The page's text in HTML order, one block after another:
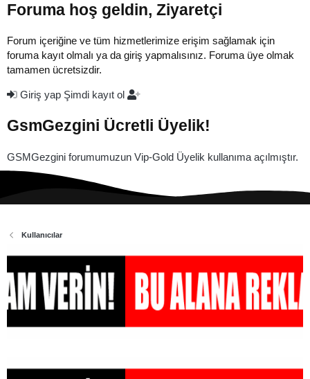
Foruma hoş geldin, Ziyaretçi
Forum içeriğine ve tüm hizmetlerimize erişim sağlamak için
foruma kayıt olmalı ya da giriş yapmalısınız. Foruma üye olmak
tamamen ücretsizdir.
Giriş yap Şimdi kayıt ol
GsmGezgini Ücretli Üyelik!
GSMGezgini forumumuzun Vip-Gold Üyelik kullanıma açılmıştır.
Kullanıcılar